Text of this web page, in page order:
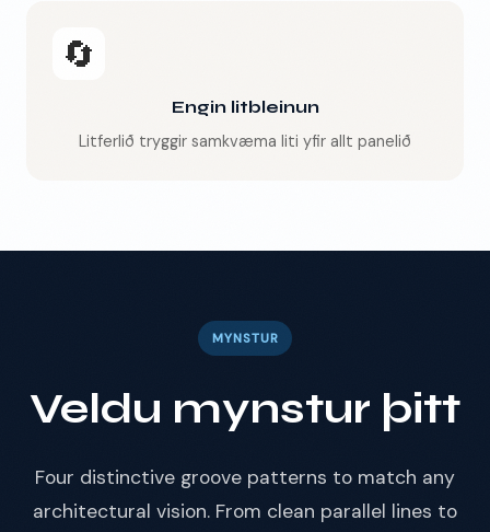
🔄
Engin litbleinun
Litferlið tryggir samkvæma liti yfir allt panelið
MYNSTUR
Veldu mynstur þitt
Four distinctive groove patterns to match any
architectural vision. From clean parallel lines to